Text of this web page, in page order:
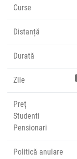
Curse
Distanță
Durată
Zile
Preț
Studenti
Pensionari
Politică anulare